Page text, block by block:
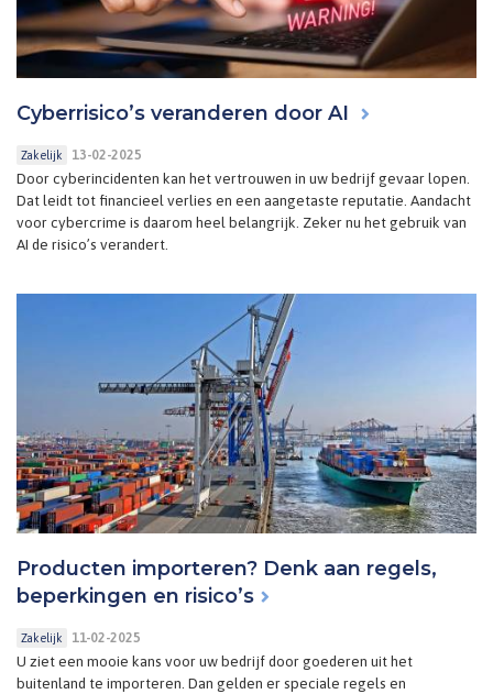
Cyberrisico’s veranderen door AI
Zakelijk 13-02-2025
Door cyberincidenten kan het vertrouwen in uw bedrijf gevaar lopen.
Dat leidt tot financieel verlies en een aangetaste reputatie. Aandacht
voor cybercrime is daarom heel belangrijk. Zeker nu het gebruik van
AI de risico’s verandert.
Producten importeren? Denk aan regels,
beperkingen en risico’s
Zakelijk 11-02-2025
U ziet een mooie kans voor uw bedrijf door goederen uit het
buitenland te importeren. Dan gelden er speciale regels en